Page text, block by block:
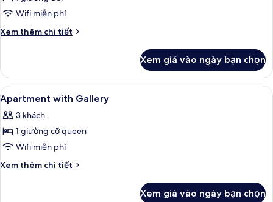
công
(3
people)
chuẩn,
công
Chalet)
Wifi miễn phí
Xem thêm chi tiết
Chi
Studio
Tiêu
chuẩn,
ban
công
(with
Chalet)
Xem giá vào ngày bạn chọn
Xem
tất
cả
ảnh
Apartment
with
Bộ đồ giường kháng dị ứng,
2
Apartment with Gallery
3 khách
1 giường cỡ queen
Wifi miễn phí
Xem thêm chi tiết
Chi
Xem giá vào ngày bạn chọn